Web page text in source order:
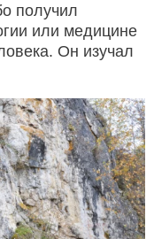
получил
или медицине
Он изучал